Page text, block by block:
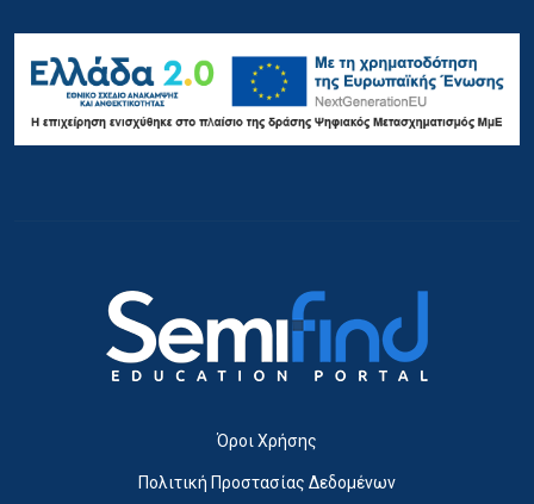
Όροι Χρήσης
Πολιτική Προστασίας Δεδομένων